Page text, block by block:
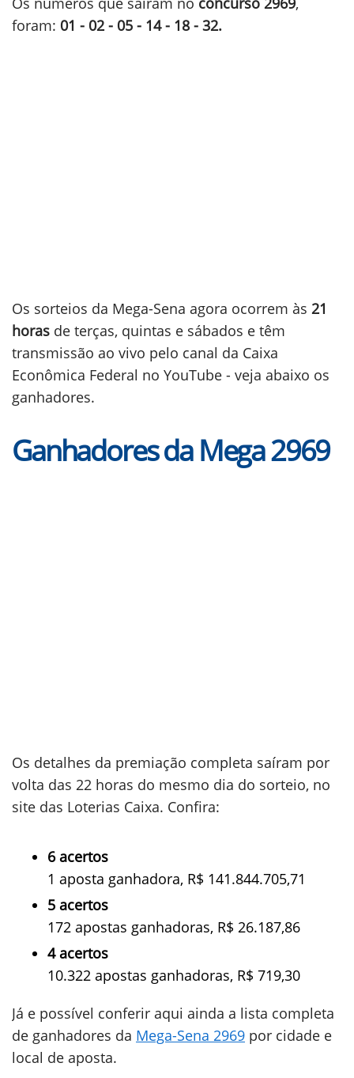
foram: 01 - 02 - 05 - 14 - 18 - 32.
Os sorteios da Mega-Sena agora ocorrem às 21
horas de terças, quintas e sábados e têm
transmissão ao vivo pelo canal da Caixa
Econômica Federal no YouTube - veja abaixo os
ganhadores.
Ganhadores da Mega 2969
Os detalhes da premiação completa saíram por
volta das 22 horas do mesmo dia do sorteio, no
site das Loterias Caixa. Confira:
6 acertos
1 aposta ganhadora, R$ 141.844.705,71
5 acertos
172 apostas ganhadoras, R$ 26.187,86
4 acertos
10.322 apostas ganhadoras, R$ 719,30
Já e possível conferir aqui ainda a lista completa
de ganhadores da Mega-Sena 2969 por cidade e
local de aposta.